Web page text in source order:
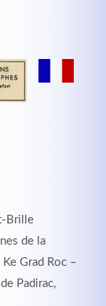
Brille
de la
Ke Grad Roc –
Padirac,
adipiscing